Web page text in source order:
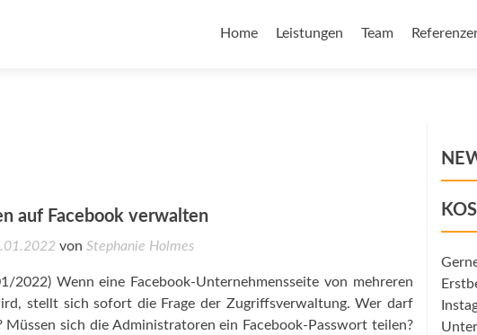
Home Leistungen Team
auf Facebook verwalten
von Stephanie Holmes
2022) Wenn eine Facebook-Unternehmensseite von mehreren
stellt sich sofort die Frage der Zugriffsverwaltung. Wer darf
Müssen sich die Administratoren ein Facebook-Passwort teilen?